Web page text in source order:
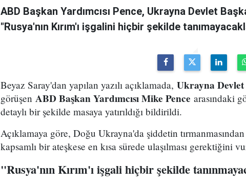
ABD Başkan Yardımcısı Pence, Ukrayna Devlet
"Rusya'nın Kırım'ı işgalini hiçbir şekilde
Beyaz Saray'dan yapılan yazılı açıklamada, Ukrayna Devlet
görüşen ABD Başkan Yardımcısı Mike Pence arasındaki
detaylı bir şekilde masaya yatırıldığı bildirildi.
Açıklamaya göre, Doğu Ukrayna'da şiddetin
kapsamlı bir ateşkese en kısa sürede ulaşılması gerektiğini
"Rusya'nın Kırım'ı işgali hiçbir şekilde